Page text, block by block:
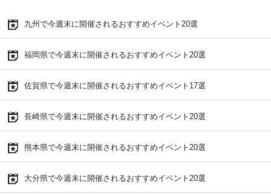
九州で今週末に開催されるおすすめイベント20選
福岡県で今週末に開催されるおすすめイベント20選
佐賀県で今週末に開催されるおすすめイベント17選
長崎県で今週末に開催されるおすすめイベント20選
熊本県で今週末に開催されるおすすめイベント20選
大分県で今週末に開催されるおすすめイベント20選